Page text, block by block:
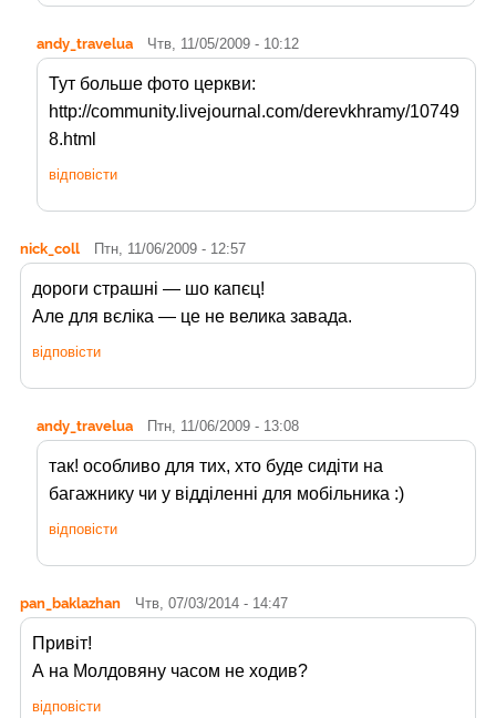
andy_travelua Чтв, 11/05/2009 - 10:12
Тут больше фото церкви:
http://community.livejournal.com/derevkhramy/10749
8.html
відповісти
nick_coll Птн, 11/06/2009 - 12:57
дороги страшні — шо капєц!
Але для вєліка — це не велика завада.
відповісти
andy_travelua Птн, 11/06/2009 - 13:08
так! особливо для тих, хто буде сидіти на
багажнику чи у відділенні для мобільника :)
відповісти
pan_baklazhan Чтв, 07/03/2014 - 14:47
Привіт!
А на Молдовяну часом не ходив?
відповісти